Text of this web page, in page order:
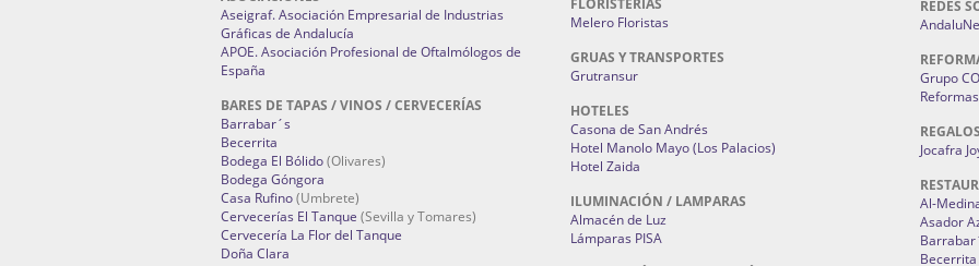
Aseigraf. Asociación Empresarial de Industrias
Gráficas de Andalucía
APOE. Asociación Profesional de Oftalmólogos de
España
BARES DE TAPAS / VINOS / CERVECERÍAS
Barrabar´s
Becerrita
Bodega El Bólido(Olivares)
Bodega Góngora
Casa Rufino(Umbrete)
Cervecerías El Tanque (Sevilla y Tomares)
Cervecería La Flor del Tanque
Doña Clara
FLORISTERÍAS
Melero Floristas
GRUAS Y TRANSPORTES
Grutransur
HOTELES
Casona de San Andrés
Hotel Manolo Mayo (Los Palacios)
Hotel Zaida
ILUMINACIÓN / LAMPARAS
Almacén de Luz
Lámparas PISA
REDES
Grupo
Jocafra
Al-
Asador
Becerrita